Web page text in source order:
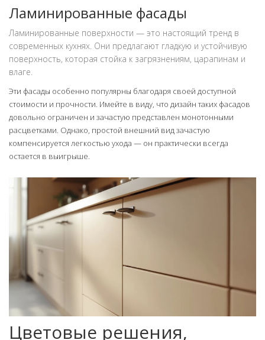
Ламинированные фасады
Ламинированные поверхности — это настоящий тренд в
современных кухнях. Они предлагают гладкую и устойчивую
поверхность, которая стойка к загрязнениям, царапинам и
влаге.
Эти фасады особенно популярны благодаря своей доступной
стоимости и прочности. Имейте в виду, что дизайн таких фасадов
довольно ограничен и зачастую представлен монотонными
расцветками. Однако, простой внешний вид зачастую
компенсируется легкостью ухода — он практически всегда
остается в выигрыше.
Цветовые решения,